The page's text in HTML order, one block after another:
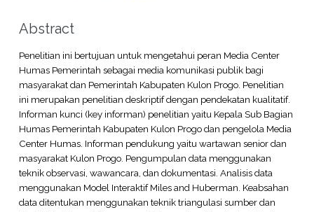
Abstract
Penelitian ini bertujuan untuk mengetahui peran Media Center
Humas Pemerintah sebagai media komunikasi publik bagi
masyarakat dan Pemerintah Kabupaten Kulon Progo. Penelitian
ini merupakan penelitian deskriptif dengan pendekatan kualitatif.
Informan kunci (key informan) penelitian yaitu Kepala Sub Bagian
Humas Pemerintah Kabupaten Kulon Progo dan pengelola Media
Center Humas. Informan pendukung yaitu wartawan senior dan
masyarakat Kulon Progo. Pengumpulan data menggunakan
teknik observasi, wawancara, dan dokumentasi. Analisis data
menggunakan Model Interaktif Miles and Huberman. Keabsahan
data ditentukan menggunakan teknik triangulasi sumber dan